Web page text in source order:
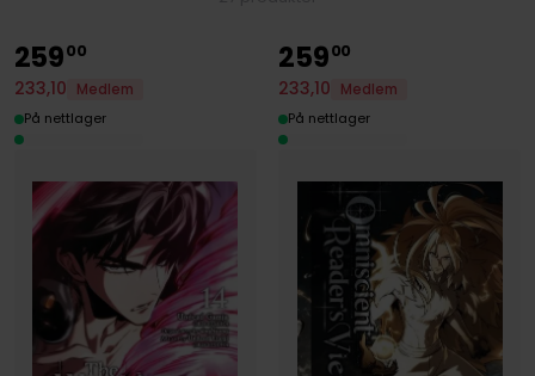
25900
233,10
Medlem
På nettlager
25900
233,10
Medlem
På nettlager